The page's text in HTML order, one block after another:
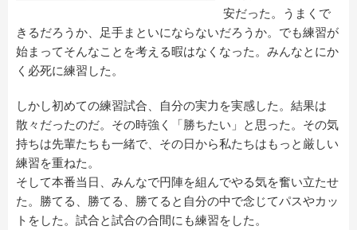
安だった。うまくで
きるだろうか、足手まといにならないだろうか。でも練習が
始まってそんなことを考える暇はなくなった。みんなとにか
く必死に練習した。
しかし初めての練習試合、自分の実力を実感した。結果は
散々だったのだ。その時強く「勝ちたい」と思った。その気
持ちは先輩たちも一緒で、その日から私たちはもっと厳しい
練習を重ねた。
そして本番当日、みんなで円陣を組んでやる気を奮い立たせ
た。勝てる、勝てる、勝てると自分の中で念じてパスやカッ
トをした。試合と試合の合間にも練習をした。